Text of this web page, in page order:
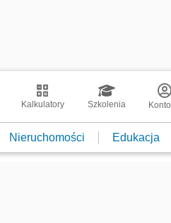
Kalkulatory Szkolenia Konto
Nieruchomości Edukacja